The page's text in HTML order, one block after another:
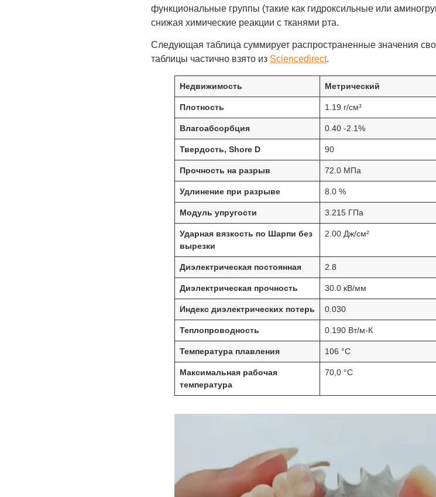
функциональные группы (такие как гидроксильные или
снижая химические реакции с тканями рта.
Следующая таблица суммирует распространенные значения
таблицы частично взято из Sciencedirect.
Недвижимость Метрический
Плотность 1.19 г/см³
Влагоабсорбция 0.40 -2.1%
Твердость, Shore D 90
Прочность на разрыв 72.0 МПа
Удлинение при разрыве 8.0 %
Модуль упругости 3.215 ГПа
Ударная вязкость по Шарпи без
вырезки
2.00 Дж/см²
Диэлектрическая постоянная 2.8
Диэлектрическая прочность 30.0 кВ/мм
Индекс диэлектрических потерь 0.030
Теплопроводность 0.190 Вт/м-К
Температура плавления 106 °C
Максимальная рабочая
температура
70,0 °C